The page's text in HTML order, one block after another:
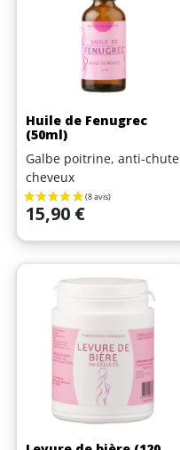
Huile de Fenugrec
(50ml)
Galbe poitrine, anti-chute
cheveux
Prix
15,90 €